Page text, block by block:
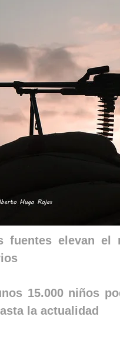
fuentes elevan
15.000 niños
la actualidad